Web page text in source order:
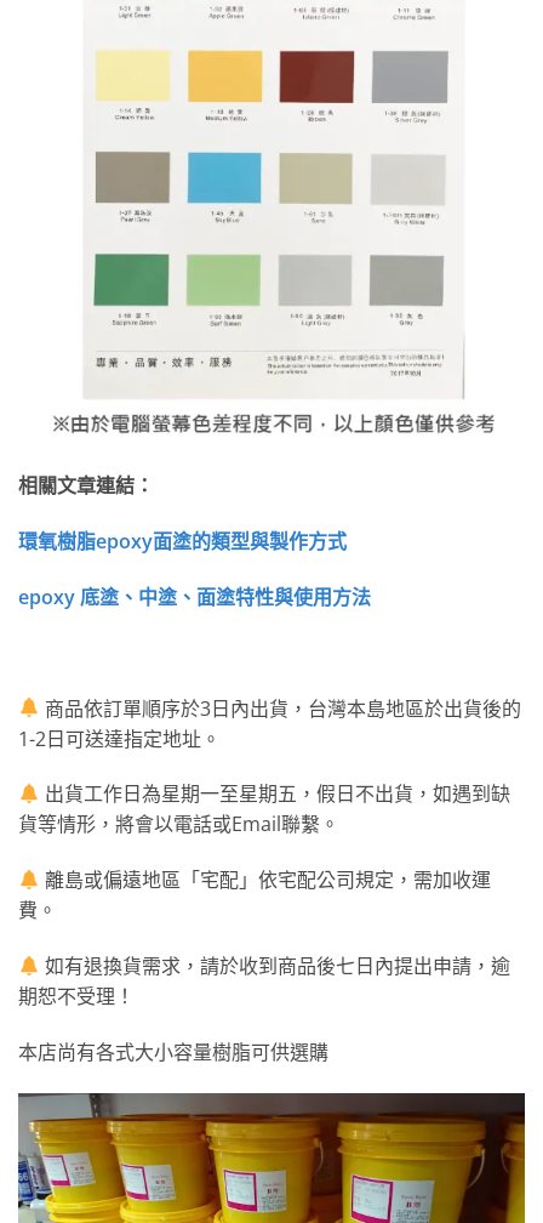
相關文章連結：
環氧樹脂epoxy面塗的類型與製作方式
epoxy 底塗、中塗、面塗特性與使用方法
商品依訂單順序於3日內出貨，台灣本島地區於出貨後的
1-2日可送達指定地址。
出貨工作日為星期一至星期五，假日不出貨，如遇到缺
貨等情形，將會以電話或Email聯繫。
離島或偏遠地區「宅配」依宅配公司規定，需加收運
費。
如有退換貨需求，請於收到商品後七日內提出申請，逾
期恕不受理！
本店尚有各式大小容量樹脂可供選購